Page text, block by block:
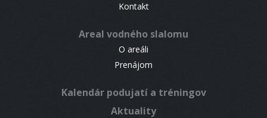
Kontakt
Areal vodného slalomu
O areáli
Prenájom
Kalendár podujatí a tréningov
Aktuality